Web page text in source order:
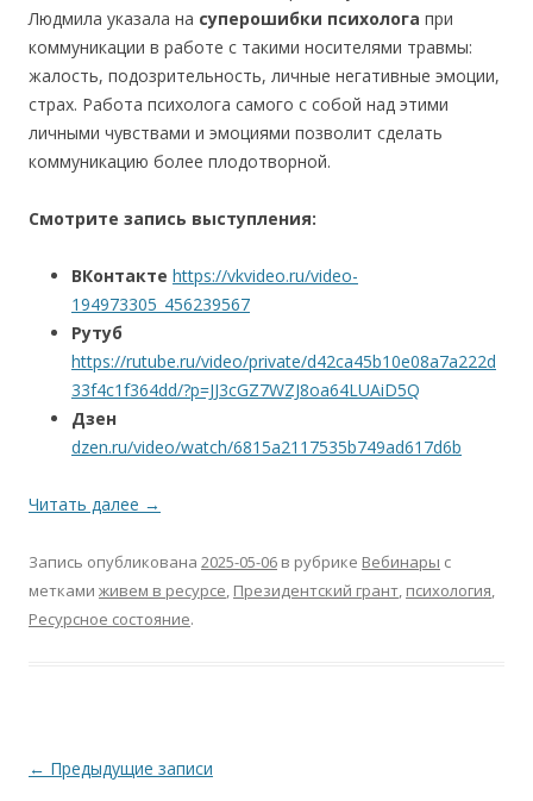
Людмила указала на суперошибки психолога при
коммуникации в работе с такими носителями травмы:
жалость, подозрительность, личные негативные эмоции,
страх. Работа психолога самого с собой над этими
личными чувствами и эмоциями позволит сделать
коммуникацию более плодотворной.
Смотрите запись выступления:
ВКонтакте https://vkvideo.ru/video-
194973305_456239567
Рутуб
https://rutube.ru/video/private/d42ca45b10e08a7a222d
33f4c1f364dd/?p=JJ3cGZ7WZJ8oa64LUAiD5Q
Дзен
dzen.ru/video/watch/6815a2117535b749ad617d6b
Читать далее →
Запись опубликована 2025-05-06 в рубрике Вебинары с
метками живем в ресурсе, Президентский грант, психология,
Ресурсное состояние.
Навигация
← Предыдущие записи